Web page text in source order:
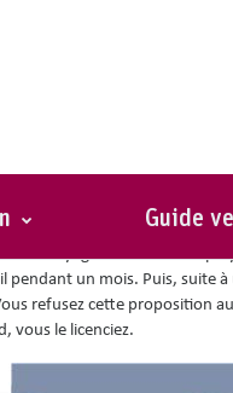
Guide
de nettoyage. Un de vos
pendant un mois. Puis, suite
refusez cette proposition
vous le licenciez.